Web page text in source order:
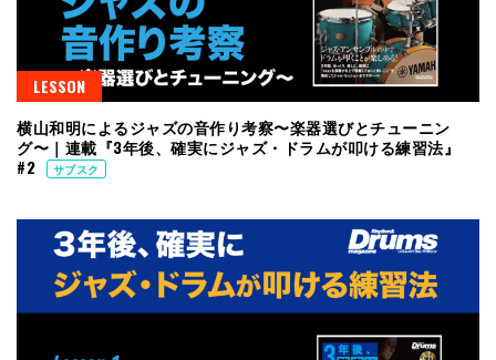
LESSON
横山和明によるジャズの音作り考察〜楽器選びとチューニン
グ〜｜連載『3年後、確実にジャズ・ドラムが叩ける練習法』
#2
サブスク